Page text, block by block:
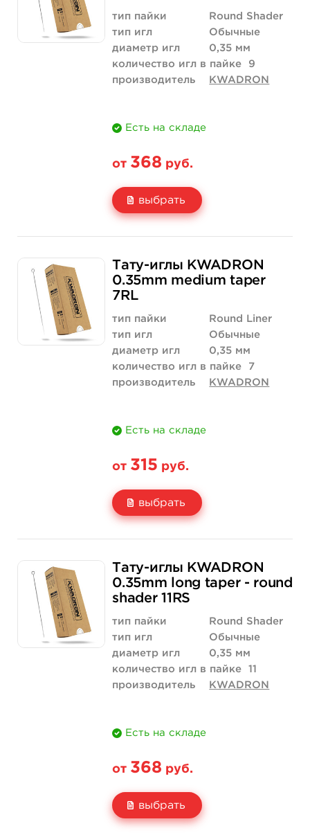
тип пайки
Round Shader
тип игл
Обычные
диаметр игл
0,35 мм
количество игл в пайке
9
производитель
KWADRON
Есть на складе
от 368 руб.
выбрать
Цена
Количество
368 руб. 3 500 руб.
Тату-иглы KWADRON
0.35mm medium taper
7RL
тип пайки
Round Liner
тип игл
Обычные
диаметр игл
0,35 мм
количество игл в пайке
7
производитель
KWADRON
Есть на складе
от 315 руб.
выбрать
Цена
Количество
315 руб.
купить
Тату-иглы KWADRON
0.35mm long taper - round
shader 11RS
тип пайки
Round Shader
тип игл
Обычные
диаметр игл
0,35 мм
количество игл в пайке
11
производитель
KWADRON
Есть на складе
от 368 руб.
выбрать